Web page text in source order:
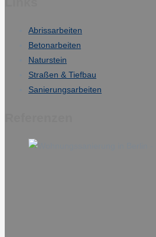
Abrissarbeiten
Betonarbeiten
Naturstein
Straßen & Tiefbau
Sanierungsarbeiten